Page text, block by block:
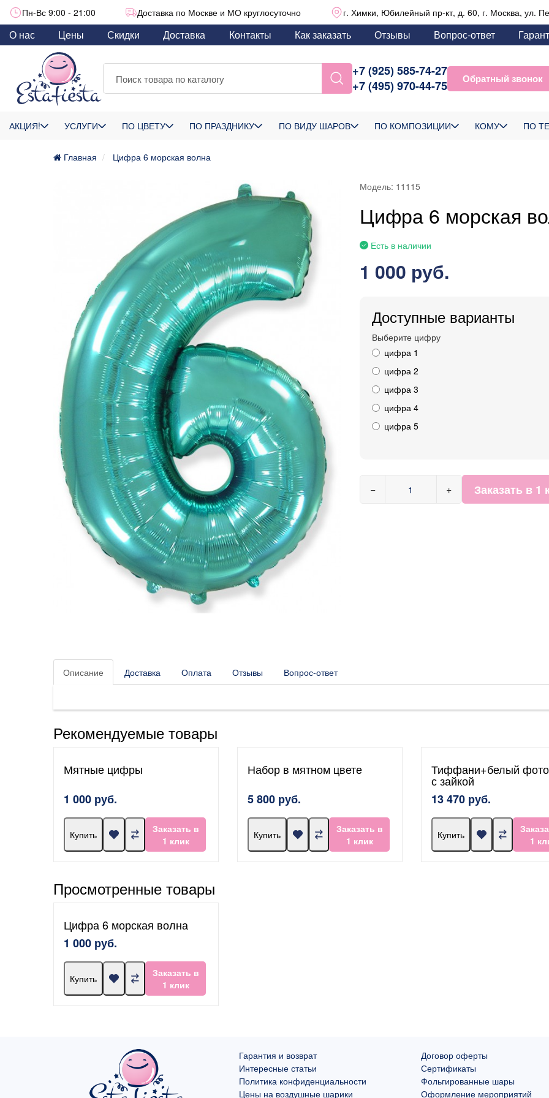
Пн-Вс 9:00 - 21:00 Доставка по Москве и МО круглосуточно г. Химки, Юбилейный пр-кт, д. 60, г. Москва, ул.
О нас Цены Скидки Доставка Контакты Как заказать Отзывы Вопрос-ответ
+7 (925) 585-74-27
+7 (495) 970-44-75
Обратный звонок
АКЦИЯ! УСЛУГИ ПО ЦВЕТУ ПО ПРАЗДНИКУ ПО ВИДУ ШАРОВ ПО КОМПОЗИЦИИ КОМУ ПО
Главная Цифра 6 морская волна
Модель: 11115
Цифра 6 морская
Есть в наличии
1 000 руб.
Доступные варианты
Выберите цифру
цифра 1
цифра 2
цифра 3
цифра 4
цифра 5
− + Заказать в 1
Описание Доставка Оплата Отзывы Вопрос-ответ
Рекомендуемые товары
Мятные цифры
1 000 руб.
Купить
Заказать в
1 клик
Набор в мятном цвете
5 800 руб.
Купить
Заказать в
1 клик
Тиффани+белый
с зайкой
13 470 руб.
Купить
1
Просмотренные товары
Цифра 6 морская волна
1 000 руб.
Купить
Заказать в
1 клик
Гарантия и возврат
Интересные статьи
Политика конфиденциальности
Цены на воздушные шарики
Договор оферты
Сертификаты
Фольгированные шары
Оформление мероприятий